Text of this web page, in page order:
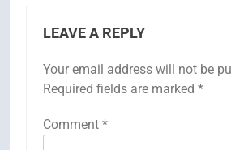
LEAVE A REPLY
Your email address will not be
Required fields are marked *
Comment *